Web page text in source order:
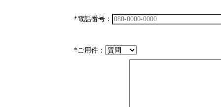
*電話番号：
*ご用件：